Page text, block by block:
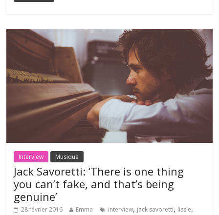
Interview Musique
Jack Savoretti: ‘There is one thing
you can’t fake, and that’s being
genuine’
28 février 2016 Emma interview, jack savoretti, lissie,